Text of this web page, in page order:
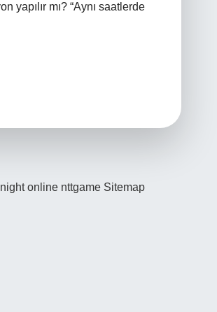
yapılır mı? “Aynı saatlerde
online nttgame Sitemap